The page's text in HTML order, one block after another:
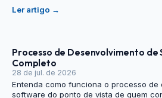
Ler artigo →
Processo de Desenvolvimento
Completo
28 de jul. de 2026
Entenda como funciona o processo de
software do ponto de vista de quem